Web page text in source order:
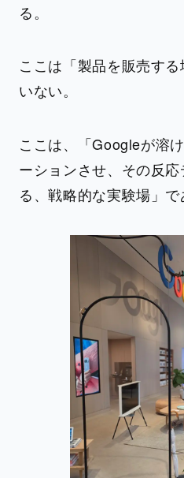
る。
ここは「製品を販売す
いない。
ここは、「Googleが溶
ーションさせ、その反
る、戦略的な実験場」で